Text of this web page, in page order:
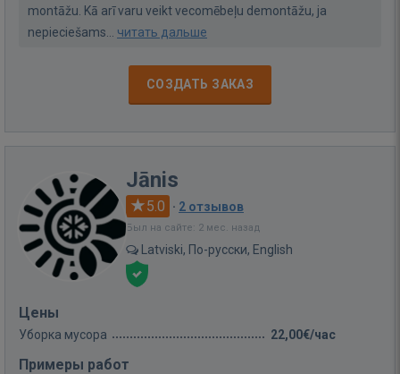
montāžu. Kā arī varu veikt vecomēbeļu demontāžu, ja
nepieciešams... читать дальше
СОЗДАТЬ ЗАКАЗ
Jānis
5.0 · 2 отзывов
Был на сайте: 2 мес. назад
Latviski, По-русски, English
Цены
Уборка мусора 22,00€/час
Примеры работ